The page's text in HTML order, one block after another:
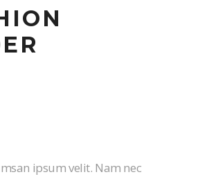
ipsum velit. Nam nec